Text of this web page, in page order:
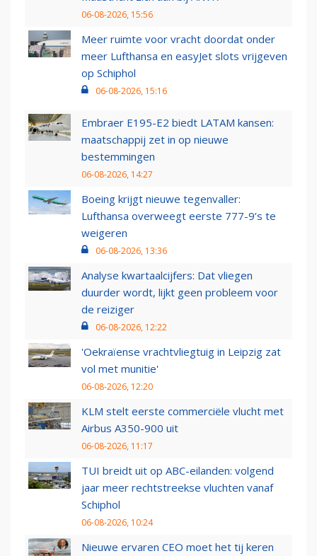
06-08-2026, 15:56
Meer ruimte voor vracht doordat onder
meer Lufthansa en easyJet slots vrijgeven
op Schiphol
06-08-2026, 15:16
Embraer E195-E2 biedt LATAM kansen:
maatschappij zet in op nieuwe
bestemmingen
06-08-2026, 14:27
Boeing krijgt nieuwe tegenvaller:
Lufthansa overweegt eerste 777-9’s te
weigeren
06-08-2026, 13:36
Analyse kwartaalcijfers: Dat vliegen
duurder wordt, lijkt geen probleem voor
de reiziger
06-08-2026, 12:22
'Oekraïense vrachtvliegtuig in Leipzig zat
vol met munitie'
06-08-2026, 12:20
KLM stelt eerste commerciële vlucht met
Airbus A350-900 uit
06-08-2026, 11:17
TUI breidt uit op ABC-eilanden: volgend
jaar meer rechtstreekse vluchten vanaf
Schiphol
06-08-2026, 10:24
Nieuwe ervaren CEO moet het tij keren